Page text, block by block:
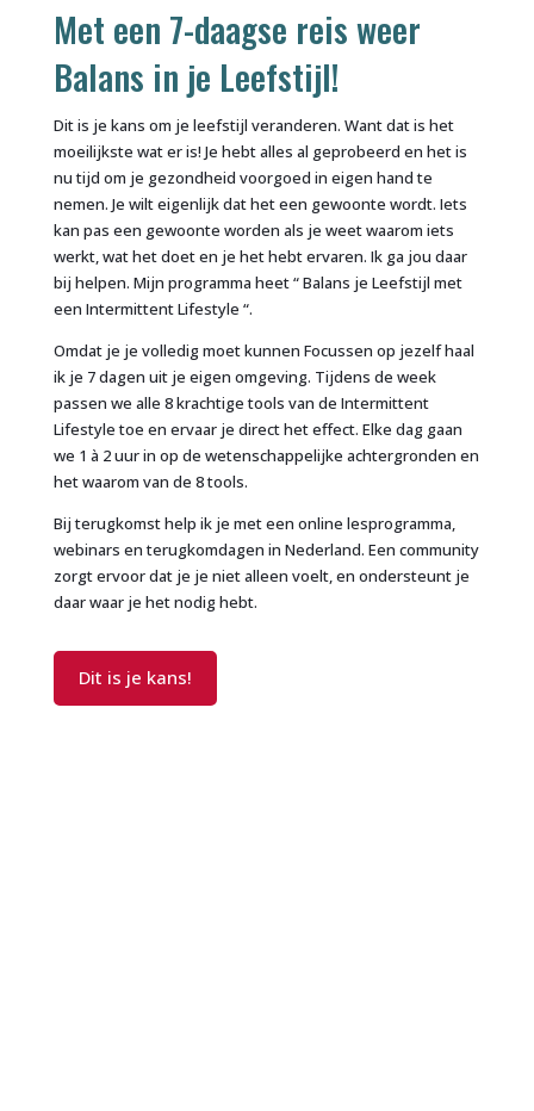
Met een 7-daagse reis weer
Balans in je Leefstijl!
Dit is je kans om je leefstijl veranderen. Want dat is het
moeilijkste wat er is! Je hebt alles al geprobeerd en het is
nu tijd om je gezondheid voorgoed in eigen hand te
nemen. Je wilt eigenlijk dat het een gewoonte wordt. Iets
kan pas een gewoonte worden als je weet waarom iets
werkt, wat het doet en je het hebt ervaren. Ik ga jou daar
bij helpen. Mijn programma heet “ Balans je Leefstijl met
een Intermittent Lifestyle “.
Omdat je je volledig moet kunnen Focussen op jezelf haal
ik je 7 dagen uit je eigen omgeving. Tijdens de week
passen we alle 8 krachtige tools van de Intermittent
Lifestyle toe en ervaar je direct het effect. Elke dag gaan
we 1 à 2 uur in op de wetenschappelijke achtergronden en
het waarom van de 8 tools.
Bij terugkomst help ik je met een online lesprogramma,
webinars en terugkomdagen in Nederland. Een community
zorgt ervoor dat je je niet alleen voelt, en ondersteunt je
daar waar je het nodig hebt.
Dit is je kans!